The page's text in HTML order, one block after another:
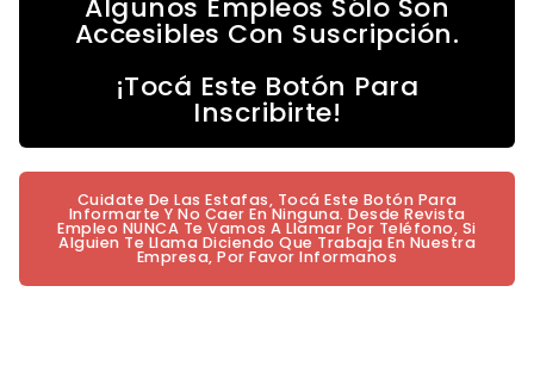
Algunos Empleos Sólo Son
Accesibles Con Suscripción.
¡Tocá Este Botón Para
Inscribirte!
Cuidate De Las Estafas, Tocá Este Botón Para
Informarte Y No Caer En Ninguna. Desde Revista
Empleo NUNCA Te Vamos A Llamar Por Teléfono, Si
Alguien Te Llama Diciendo Que Trabaja En Nuestra
Empresa, Por Favor Informanos